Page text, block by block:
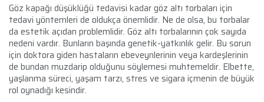
Göz kapağı düşüklüğü tedavisi kadar göz altı torbaları için
tedavi yöntemleri de oldukça önemlidir. Ne de olsa, bu torbalar
da estetik açıdan problemlidir. Göz altı torbalarının çok sayıda
nedeni vardır. Bunların başında genetik-yatkınlık gelir. Bu sorun
için doktora giden hastaların ebeveynlerinin veya kardeşlerinin
de bundan muzdarip olduğunu söylemesi muhtemeldir. Elbette,
yaşlanma süreci, yaşam tarzı, stres ve sigara içmenin de büyük
rol oynadığı kesindir.